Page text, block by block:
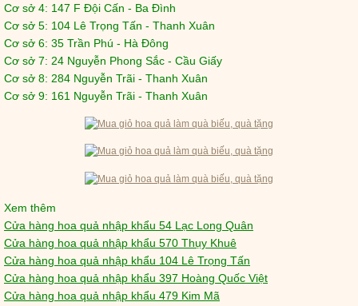
Cơ sở 4: 147 F Đội Cấn - Ba Đình
Cơ sở 5: 104 Lê Trọng Tấn - Thanh Xuân
Cơ sở 6: 35 Trần Phú - Hà Đông
Cơ sở 7: 24 Nguyễn Phong Sắc - Cầu Giấy
Cơ sở 8: 284 Nguyễn Trãi - Thanh Xuân
Cơ sở 9: 161 Nguyễn Trãi - Thanh Xuân
Xem thêm
Cửa hàng hoa quả nhập khẩu 54 Lạc Long Quân
Cửa hàng hoa quả nhập khẩu 570 Thụy Khuê
Cửa hàng hoa quả nhập khẩu 104 Lê Trọng Tấn
Cửa hàng hoa quả nhập khẩu 397 Hoàng Quốc Việt
Cửa hàng hoa quả nhập khẩu 479 Kim Mã